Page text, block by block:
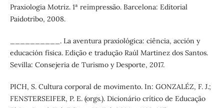
Praxiologia Motriz. 1ª reimpressão. Barcelona: Editorial
Paidotribo, 2008.
__________. La aventura praxiológica: ciência, acción y
educación física. Edição e tradução Raúl Martinez dos Santos.
Sevilla: Consejeria de Turismo y Desporte, 2017.
PICH, S. Cultura corporal de movimento. In: GONZALÉZ, F. J.;
FENSTERSEIFER, P. E. (orgs.). Dicionário crítico de Educação